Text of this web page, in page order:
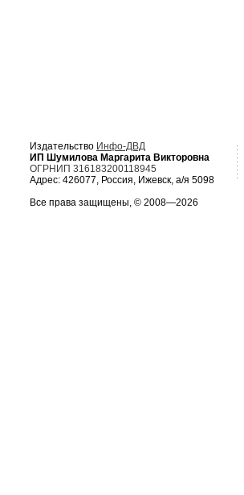
Издательство Инфо-ДВД
ИП Шумилова Маргарита Викторовна
ОГРНИП 316183200118945
Адрес: 426077, Россия, Ижевск, а/я 5098
Все права защищены, © 2008—2026